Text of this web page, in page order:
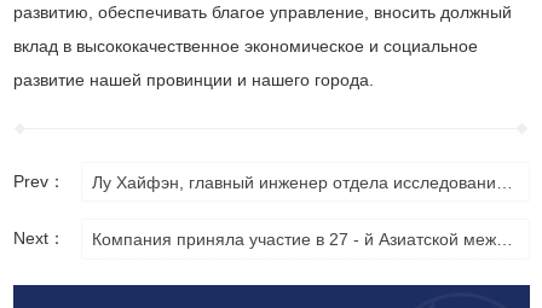
развитию, обеспечивать благое управление, вносить должный
вклад в высококачественное экономическое и социальное
развитие нашей провинции и нашего города.
Prev：
Next：